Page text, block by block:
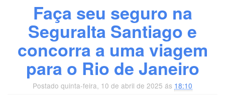
Faça seu seguro na
Seguralta Santiago e
concorra a uma viagem
para o Rio de Janeiro
Postado quinta-feira, 10 de abril de 2025 ás 18:10